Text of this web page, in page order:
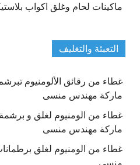
ماكينات لحام وغلق اكواب
التعبئة والتغليف
غطاء من رقائق الألومنيوم
ماركة مهندس منسى
غطاء من الومنيوم لغلق و برشمة
ماركة مهندس منسى
غطاء من الومنيوم لغلق